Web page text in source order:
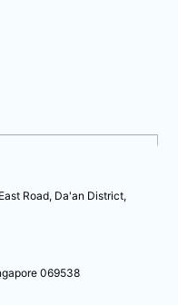
Road, Da'an District,
069538